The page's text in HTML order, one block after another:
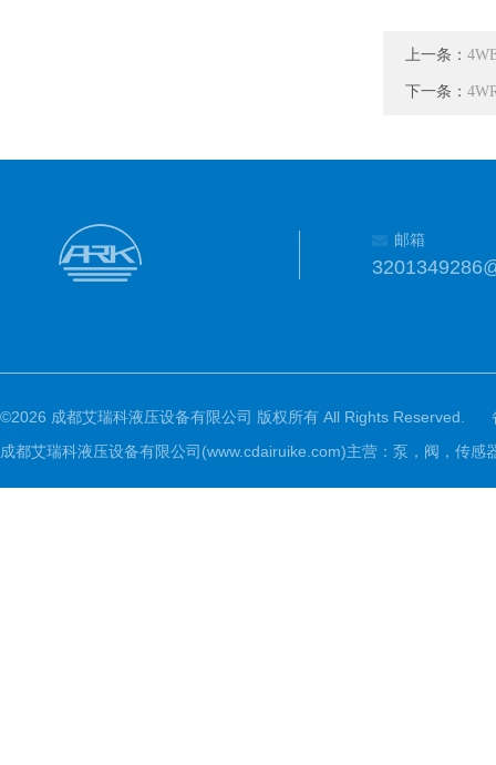
上一条：
下一条：
邮箱
©2026 成都艾瑞科液压设备有限公司 版权所有 All Rights Reserved.
成都艾瑞科液压设备有限公司(www.cdairuike.com)主营：泵，阀，传